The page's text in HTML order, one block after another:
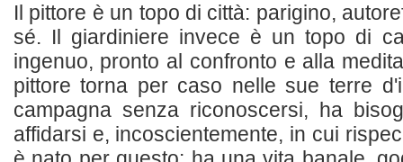
Il pittore è un topo di città: parigino,
sé. Il giardiniere invece è un topo di
ingenuo, pronto al confronto e alla
pittore torna per caso nelle sue terre
campagna senza riconoscersi, ha
affidarsi e, incoscientemente, in cui